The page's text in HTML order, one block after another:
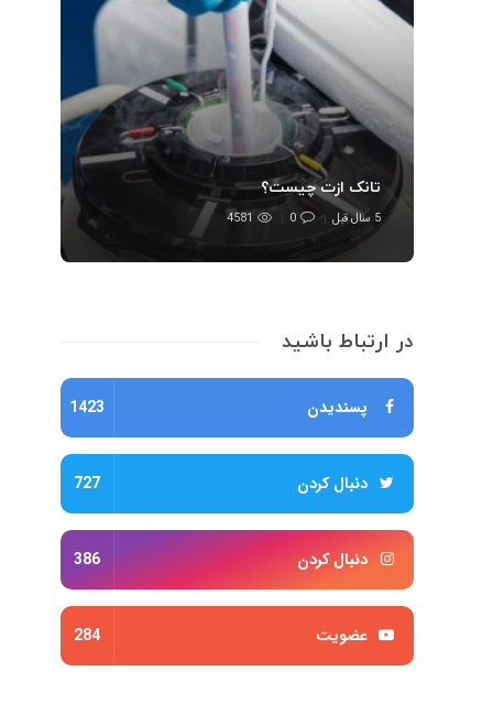
تانک ازت چیست؟
5 سال قبل 0
4581
در ارتباط باشید
پسندیدن 1423
دنبال کردن 727
دنبال کردن 386
عضویت 284